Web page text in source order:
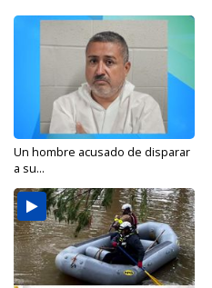
Un hombre acusado de disparar
a su...